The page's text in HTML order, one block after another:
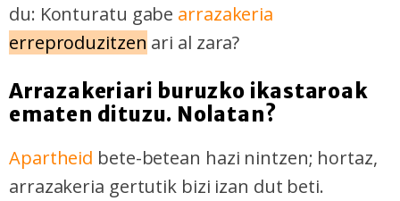
du: Konturatu gabe arrazakeria
erreproduzitzen ari al zara?
Arrazakeriari buruzko ikastaroak
ematen dituzu. Nolatan?
Apartheid bete-betean hazi nintzen; hortaz,
arrazakeria gertutik bizi izan dut beti.